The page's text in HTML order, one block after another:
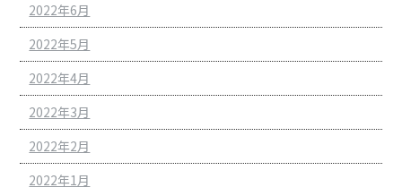
2022年6月
2022年5月
2022年4月
2022年3月
2022年2月
2022年1月